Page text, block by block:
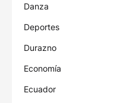
Danza
Deportes
Durazno
Economía
Ecuador